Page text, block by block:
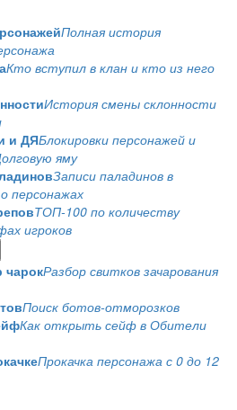
Полная история
Кто вступил в клан и кто из него
История смены склонности
и ДЯБлокировки персонажей и
яму
Записи паладинов в
персонажах
ТОП-100 по количеству
игроков
чарокРазбор свитков зачарования
Поиск ботов-отморозков
Как открыть сейф в Обители
Прокачка персонажа с 0 до 12